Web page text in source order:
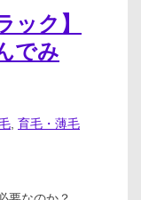
ック】
でみ
育毛・薄毛